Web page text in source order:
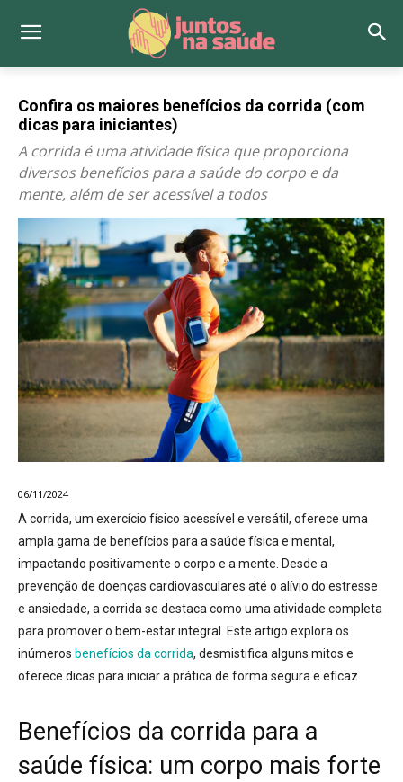
Confira os maiores benefícios da corrida (com
dicas para iniciantes)
A corrida é uma atividade física que proporciona
diversos benefícios para a saúde do corpo e da
mente, além de ser acessível a todos
06/11/2024
A corrida, um exercício físico acessível e versátil, oferece uma
ampla gama de benefícios para a saúde física e mental,
impactando positivamente o corpo e a mente. Desde a
prevenção de doenças cardiovasculares até o alívio do estresse
e ansiedade, a corrida se destaca como uma atividade completa
para promover o bem-estar integral. Este artigo explora os
inúmeros benefícios da corrida, desmistifica alguns mitos e
oferece dicas para iniciar a prática de forma segura e eficaz.
Benefícios da corrida para a
saúde física: um corpo mais forte